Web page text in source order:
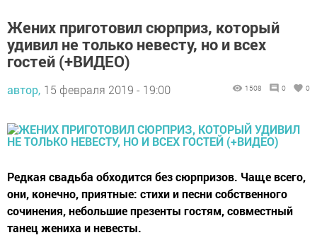
Жених приготовил сюрприз, который
удивил не только невесту, но и всех
гостей (+ВИДЕО)
автор, 15 февраля 2019 - 19:00 1508 0 0
Редкая свадьба обходится без сюрпризов. Чаще всего,
они, конечно, приятные: стихи и песни собственного
сочинения, небольшие презенты гостям, совместный
танец жениха и невесты.